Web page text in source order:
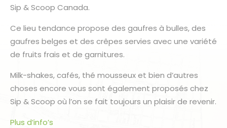
Sip & Scoop Canada.
Ce lieu tendance propose des gaufres à bulles, des
gaufres belges et des crêpes servies avec une variété
de fruits frais et de garnitures.
Milk-shakes, cafés, thé mousseux et bien d’autres
choses encore vous sont également proposés chez
Sip & Scoop où l’on se fait toujours un plaisir de revenir.
Plus d’info’s